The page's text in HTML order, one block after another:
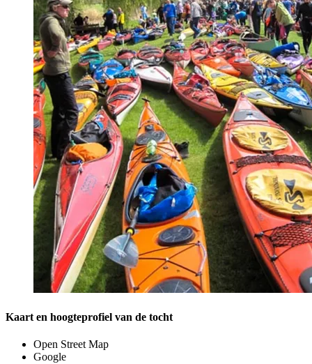
Kaart en hoogteprofiel van de tocht
Open Street Map
Google